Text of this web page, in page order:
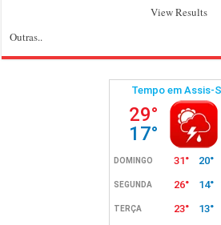
View Results
Outras..